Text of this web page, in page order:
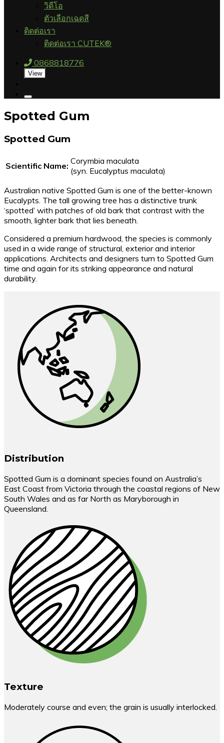
วิดีโอ
ตัวเลือกเฉดสี
ติดต่อเรา
ติดต่อเรา CUTEK®
0868818776
View
Spotted Gum
Spotted Gum
Scientific Name: Corymbia maculata
(syn. Eucalyptus maculata)
Australian native Spotted Gum is one of the better-known
Eucalypts. The tall growing tree has a distinctive trunk
‘spotted’ with patches of old bark that contrast with the
smooth, lighter bark that lies beneath.
Considered a premium hardwood, the species is commonly
used in a wide range of structural, exterior and interior
applications. Architects and designers turn to Spotted Gum
time and again for its striking appearance and natural
durability.
Distribution
Spotted Gum is a dominant species found on Australia’s
East Coast from Victoria through the coastal regions of New
South Wales and as far North as Maryborough in
Queensland.
Texture
Moderately course and even; the grain is usually interlocked.